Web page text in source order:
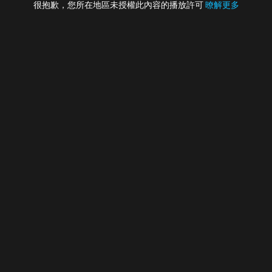
很抱歉，您所在地區未授權此內容的播放許可 暸解更多